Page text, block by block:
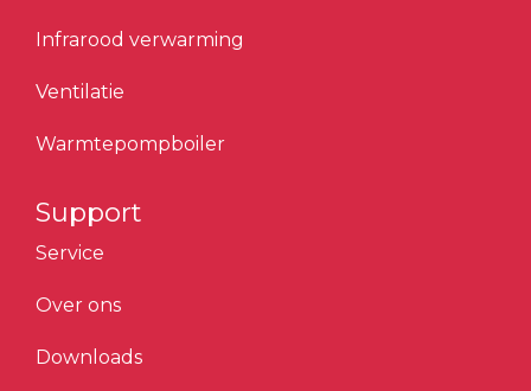
Infrarood verwarming
Ventilatie
Warmtepompboiler
Support
Service
Over ons
Downloads